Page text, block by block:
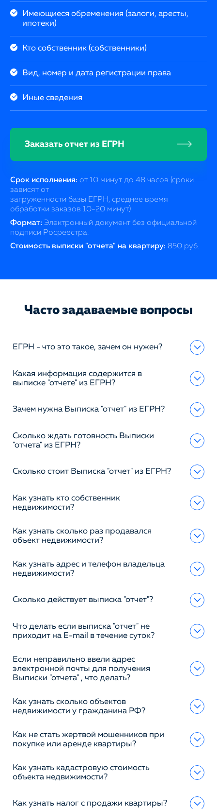
Имеющиеся обременения (залоги, аресты,
ипотеки)
Кто собственник (собственники)
Вид, номер и дата регистрации права
Иные сведения
Заказать отчет из ЕГРН
Срок исполнения: от 10 минут до 48 часов (сроки
зависят от
загруженности базы ЕГРН, среднее время
обработки заказов 10-20 минут)
Формат: Электронный документ без официальной
подписи Росреестра.
Стоимость выписки "отчета" на квартиру: 850 руб.
Часто задаваемые вопросы
ЕГРН - что это такое, зачем он нужен?
Какая информация содержится в
выписке "отчете" из ЕГРН?
Зачем нужна Выписка "отчет" из ЕГРН?
Сколько ждать готовность Выписки
"отчета" из ЕГРН?
Сколько стоит Выписка "отчет" из ЕГРН?
Как узнать кто собственник
недвижимости?
Как узнать сколько раз продавался
объект недвижимости?
Как узнать адрес и телефон владельца
недвижимости?
Сколько действует выписка "отчет"?
Что делать если выписка "отчет" не
приходит на E-mail в течение суток?
Если неправильно ввели адрес
электронной почты для получения
Выписки "отчета" , что делать?
Как узнать сколько объектов
недвижимости у гражданина РФ?
Как не стать жертвой мошенников при
покупке или аренде квартиры?
Как узнать кадастровую стоимость
объекта недвижимости?
Как узнать налог с продажи квартиры?